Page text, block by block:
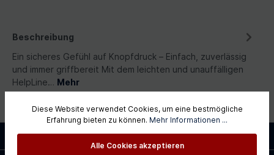
Beschreibung
Ein sicheres Gefühl auf Knopfdruck – Einfach, zuverlässig
und immer griffbereit Mit dem leichten und unauffälligen
HelpLine… Mehr
Service-Hotline
Diese Website verwendet Cookies, um eine bestmögliche
Erfahrung bieten zu können. Mehr Informationen ...
Alle Cookies akzeptieren